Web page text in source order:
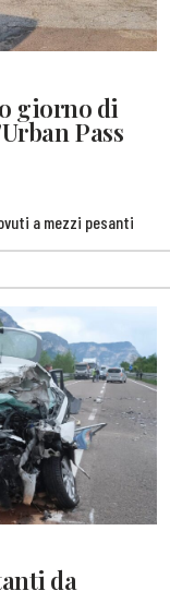
giorno di
Pass
a mezzi pesanti
da